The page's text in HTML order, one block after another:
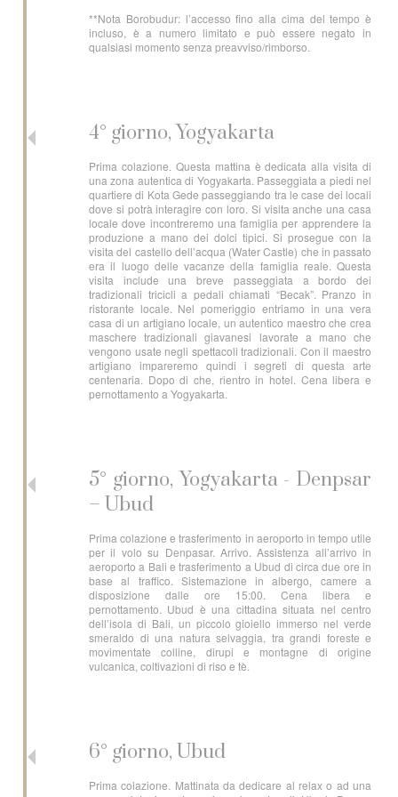
**Nota Borobudur: l’accesso fino alla cima del tempo è
incluso, è a numero limitato e può essere negato in
qualsiasi momento senza preavviso/rimborso.
4° giorno, Yogyakarta
Prima colazione. Questa mattina è dedicata alla visita di
una zona autentica di Yogyakarta. Passeggiata a piedi nel
quartiere di Kota Gede passeggiando tra le case dei locali
dove si potrà interagire con loro. Si visita anche una casa
locale dove incontreremo una famiglia per apprendere la
produzione a mano dei dolci tipici. Si prosegue con la
visita del castello dell’acqua (Water Castle) che in passato
era il luogo delle vacanze della famiglia reale. Questa
visita include una breve passeggiata a bordo dei
tradizionali tricicli a pedali chiamati “Becak”. Pranzo in
ristorante locale. Nel pomeriggio entriamo in una vera
casa di un artigiano locale, un autentico maestro che crea
maschere tradizionali giavanesi lavorate a mano che
vengono usate negli spettacoli tradizionali. Con il maestro
artigiano impareremo quindi i segreti di questa arte
centenaria. Dopo di che, rientro in hotel. Cena libera e
pernottamento a Yogyakarta.
5° giorno, Yogyakarta - Denpsar
– Ubud
Prima colazione e trasferimento in aeroporto in tempo utile
per il volo su Denpasar. Arrivo. Assistenza all’arrivo in
aeroporto a Bali e trasferimento a Ubud di circa due ore in
base al traffico. Sistemazione in albergo, camere a
disposizione dalle ore 15:00. Cena libera e
pernottamento. Ubud è una cittadina situata nel centro
dell’isola di Bali, un piccolo gioiello immerso nel verde
smeraldo di una natura selvaggia, tra grandi foreste e
movimentate colline, dirupi e montagne di origine
vulcanica, coltivazioni di riso e tè.
6° giorno, Ubud
Prima colazione. Mattinata da dedicare al relax o ad una